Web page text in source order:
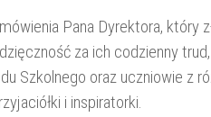
Pana Dyrektora,
za ich codzienny
Szkolnego oraz uczniowie z
i inspiratorki.